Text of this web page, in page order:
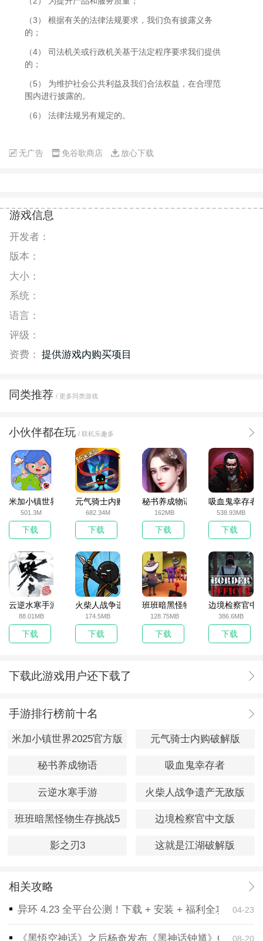
（3） 根据有关的法律法规要求，我们负有披露义务
的；
（4） 司法机关或行政机关基于法定程序要求我们提供
的；
（5） 为维护社会公共利益及我们合法权益，在合理范
围内进行披露的。
（6） 法律法规另有规定的。
无广告 免谷歌商店 放心下载
游戏信息
开发者：
版本：
大小：
系统：
语言：
评级：
资费： 提供游戏内购买项目
同类推荐 / 更多同类游戏
小伙伴都在玩 / 联机乐趣多
米加小镇世界2025官方版
501.3M
下载
元气骑士内购破解版
682.34M
下载
秘书养成物语
162MB
下载
吸血鬼幸存者
538.93MB
下载
云逆水寒手游
88.01MB
下载
火柴人战争遗产无敌版
174.5MB
下载
班班暗黑怪物生存挑战5
128.75MB
下载
边境检察官中
386.6MB
下载
下载此游戏用户还下载了
手游排行榜前十名
米加小镇世界2025官方版 元气骑士内购破解版
秘书养成物语 吸血鬼幸存者
云逆水寒手游 火柴人战争遗产无敌版
班班暗黑怪物生存挑战5 边境检察官中文版
影之刃3 这就是江湖破解版
相关攻略
异环 4.23 全平台公测！下载 + 安装 + 福利全攻略，一
04-23
《黑悟空神话》之后杨奇发布《黑神话钟馗》CG！预
08-20